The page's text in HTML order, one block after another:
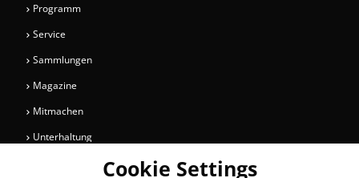
Programm
Service
Sammlungen
Magazine
Mitmachen
Unterhaltung
Cookie Settings